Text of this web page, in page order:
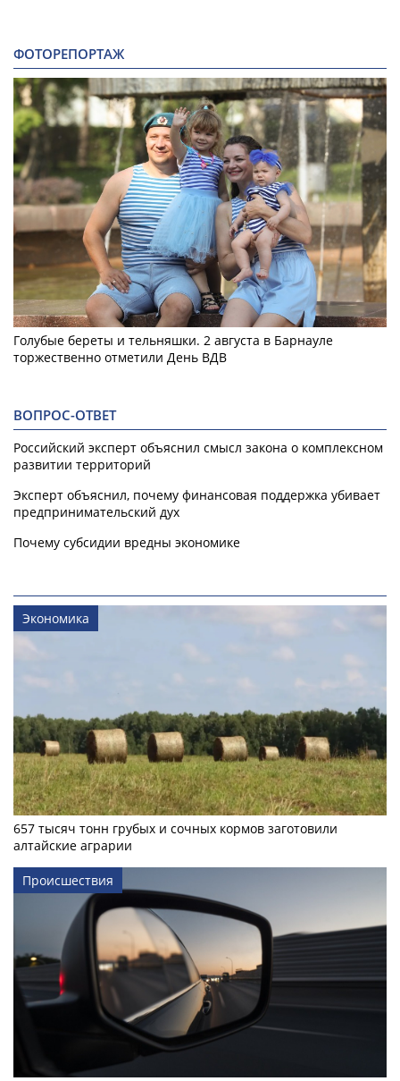
ФОТОРЕПОРТАЖ
Голубые береты и тельняшки. 2 августа в Барнауле
торжественно отметили День ВДВ
ВОПРОС-ОТВЕТ
Российский эксперт объяснил смысл закона о комплексном
развитии территорий
Эксперт объяснил, почему финансовая поддержка убивает
предпринимательский дух
Почему субсидии вредны экономике
Экономика
657 тысяч тонн грубых и сочных кормов заготовили
алтайские аграрии
Происшествия